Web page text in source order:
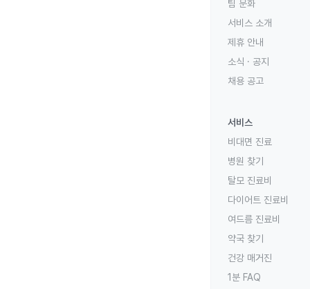
팀 문화
서비스 소개
제휴 안내
소식 · 공지
채용 공고
서비스
비대면 진료
병원 찾기
탈모 진료비
다이어트 진료비
여드름 진료비
약국 찾기
건강 매거진
1분 FAQ